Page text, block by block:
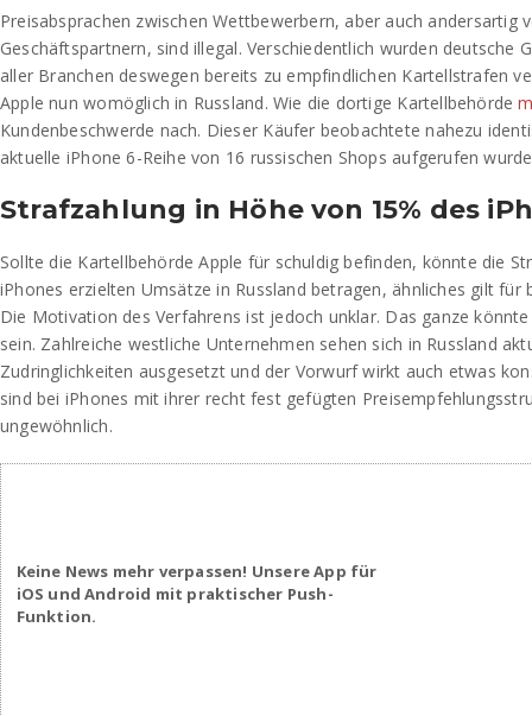
Preisabsprachen zwischen Wettbewerbern, aber auch andersartig
Geschäftspartnern, sind illegal. Verschiedentlich wurden deutsche
aller Branchen deswegen bereits zu empfindlichen Kartellstrafen
Apple nun womöglich in Russland. Wie die dortige Kartellbehörde
Kundenbeschwerde nach. Dieser Käufer beobachtete nahezu
aktuelle iPhone 6-Reihe von 16 russischen Shops aufgerufen wurde
Strafzahlung in Höhe von 15% des
Sollte die Kartellbehörde Apple für schuldig befinden, könnte die
iPhones erzielten Umsätze in Russland betragen, ähnliches gilt für
Die Motivation des Verfahrens ist jedoch unklar. Das ganze
sein. Zahlreiche westliche Unternehmen sehen sich in Russland
Zudringlichkeiten ausgesetzt und der Vorwurf wirkt auch etwas
sind bei iPhones mit ihrer recht fest gefügten
ungewöhnlich.
Keine News mehr verpassen! Unsere App für
iOS und Android mit praktischer Push-
Funktion.